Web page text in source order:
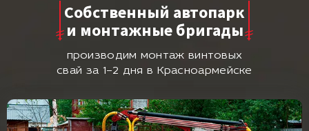
Собственный автопарк
и монтажные бригады
производим монтаж винтовых
свай за 1–2 дня в Красноармейске